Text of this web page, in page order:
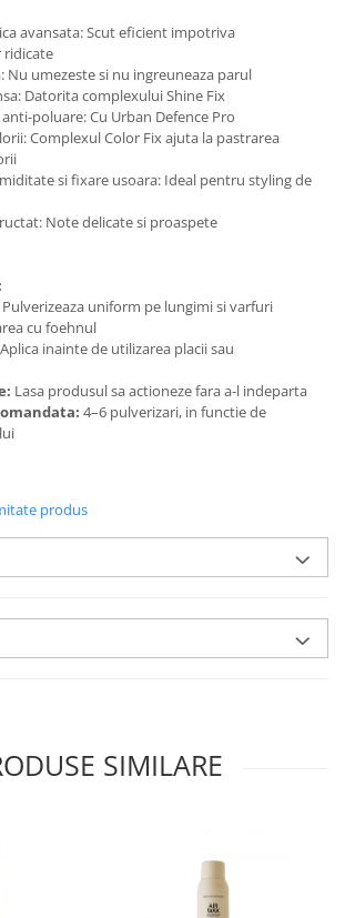
avansata: Scut eficient impotriva
Nu umezeste si nu ingreuneaza parul
Datorita complexului Shine Fix
poluare: Cu Urban Defence Pro
Complexul Color Fix ajuta la pastrarea
si fixare usoara: Ideal pentru styling de
Note delicate si proaspete
Pulverizeaza uniform pe lungimi si varfuri
cu foehnul
Aplica inainte de utilizarea placii sau
Lasa produsul sa actioneze fara a-l indeparta
4–6 pulverizari, in functie de
produs
SIMILARE